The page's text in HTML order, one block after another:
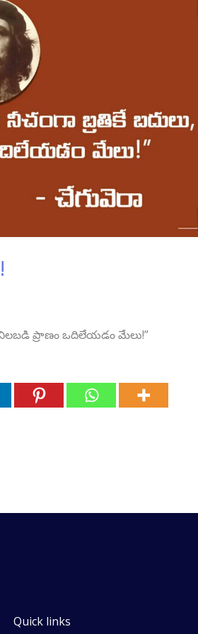
లేచి నిలబడి ప్రాణం ఒదిలేయడం మేలు!”
Quick links